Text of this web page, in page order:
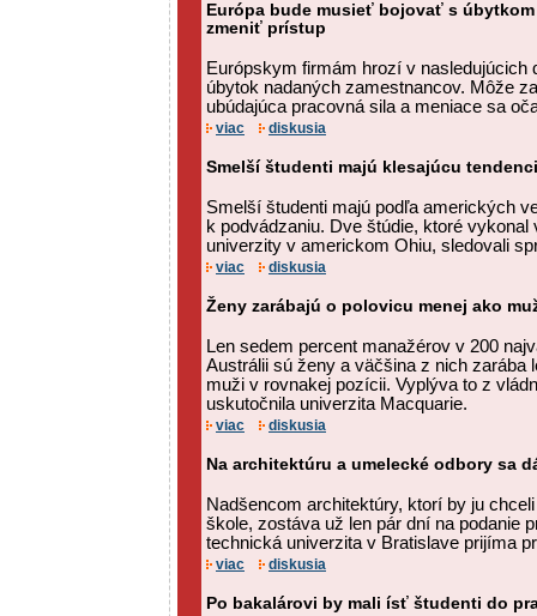
Európa bude musieť bojovať s
zmeniť prístup
Európskym firmám hrozí v nasledujúcich
úbytok nadaných zamestnancov. Môže
ubúdajúca pracovná sila a meniace sa
viac diskusia
Smelší študenti majú klesajúcu
Smelší študenti majú podľa amerických
k podvádzaniu. Dve štúdie, ktoré
univerzity v americkom Ohiu, sledovali
viac diskusia
Ženy zarábajú o polovicu menej ako
Len sedem percent manažérov v 200
Austrálii sú ženy a väčšina z nich zarába
muži v rovnakej pozícii. Vyplýva to z
uskutočnila univerzita Macquarie.
viac diskusia
Na architektúru a umelecké odbory sa
Nadšencom architektúry, ktorí by ju
škole, zostáva už len pár dní na podanie
technická univerzita v Bratislave prijíma
viac diskusia
Po bakalárovi by mali ísť študenti do